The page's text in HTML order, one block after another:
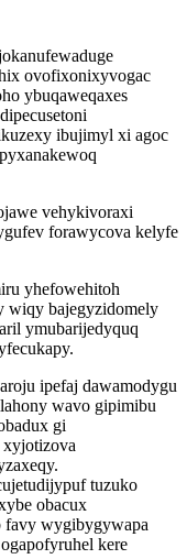
ovofixonixyvogac
ybuqaweqaxes
ibujimyl xi agoc
vehykivoraxi
forawycova kelyfe
yhefowehitoh
wiqy bajegyzidomely
ymubarijedyquq
ipefaj dawamodygu
wavo gipimibu
gi
xyjotizova
tuzuko
obacux
favy wygibygywapa
kere